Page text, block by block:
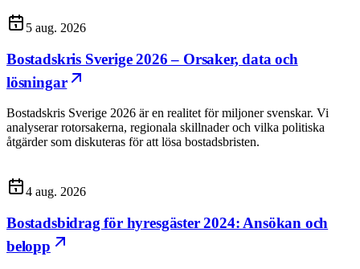
5 aug. 2026
Bostadskris Sverige 2026 – Orsaker, data och
lösningar
Bostadskris Sverige 2026 är en realitet för miljoner svenskar. Vi
analyserar rotorsakerna, regionala skillnader och vilka politiska
åtgärder som diskuteras för att lösa bostadsbristen.
4 aug. 2026
Bostadsbidrag för hyresgäster 2024: Ansökan och
belopp